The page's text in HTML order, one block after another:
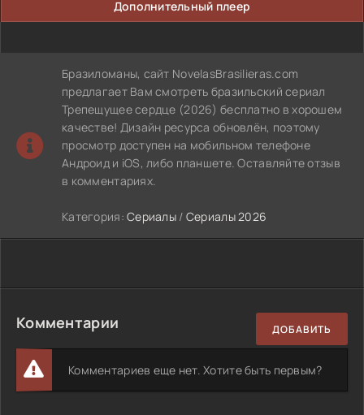
Дополнительный плеер
Бразиломаны, сайт NovelasBrasilieras.com
предлагает Вам смотреть бразильский сериал
Трепещущее сердце (2026) бесплатно в хорошем
качестве! Дизайн ресурса обновлён, поэтому
просмотр доступен на мобильном телефоне
Андроид и iOS, либо планшете. Оставляйте отзыв
в комментариях.
Категория:Сериалы / Сериалы 2026
Комментарии ДОБАВИТЬ
Комментариев еще нет. Хотите быть первым?